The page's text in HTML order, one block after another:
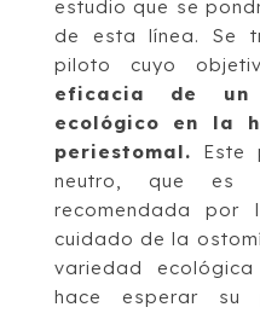
estudio que se
de esta línea. Se
piloto cuyo
eficacia de un
ecológico en la
periestomal. Este
neutro, que es
recomendada
cuidado de la
variedad
hace esperar su